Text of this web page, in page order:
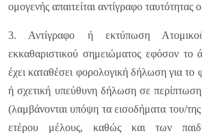
ομογενής απαιτείται αντίγραφο ταυτότητας
3. Αντίγραφο ή εκτύπωση
εκκαθαριστικού σημειώματος εφόσον το
έχει καταθέσει φορολογική δήλωση για το
ή σχετική υπεύθυνη δήλωση σε
(λαμβάνονται υπόψη τα εισοδήματα του/της
ετέρου μέλους, καθώς και των